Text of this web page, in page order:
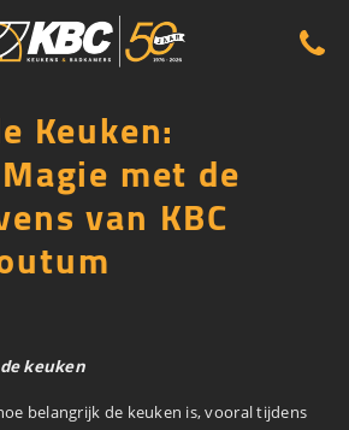
Keuken:
met de
van KBC
keuken
belangrijk de keuken is, vooral tijdens